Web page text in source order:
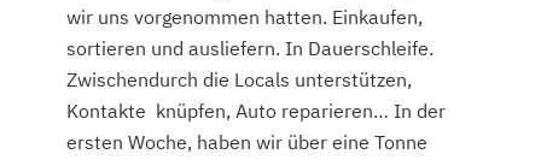
wir uns vorgenommen hatten. Einkaufen,
sortieren und ausliefern. In Dauerschleife.
Zwischendurch die Locals unterstützen,
Kontakte knüpfen, Auto reparieren… In der
ersten Woche, haben wir über eine Tonne